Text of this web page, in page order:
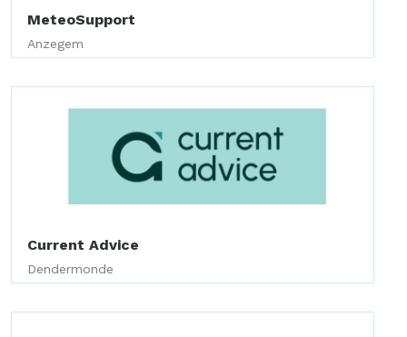
MeteoSupport
Anzegem
Current Advice
Dendermonde